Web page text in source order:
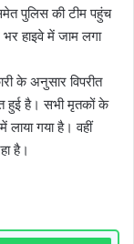
पुलिस की टीम पहुंच
हाइवे में जाम लगा
के अनुसार विपरीत
हुई है। सभी मृतकों के
गया है। वहीं
है।